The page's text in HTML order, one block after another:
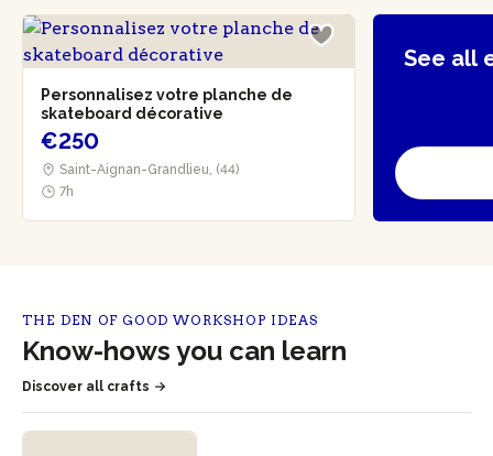
Personnalisez votre planche de
skateboard décorative
€250
Saint-Aignan-Grandlieu, (44)
7h
See all
THE DEN OF GOOD WORKSHOP IDEAS
Know-hows you can learn
Discover all crafts